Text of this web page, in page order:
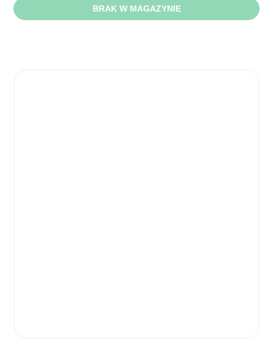
BRAK W MAGAZYNIE